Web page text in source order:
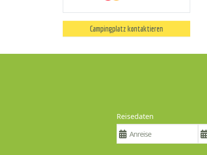
Campingplatz kontaktieren
Reisedaten